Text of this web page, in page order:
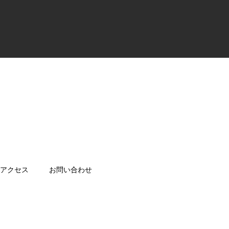
アクセス お問い合わせ